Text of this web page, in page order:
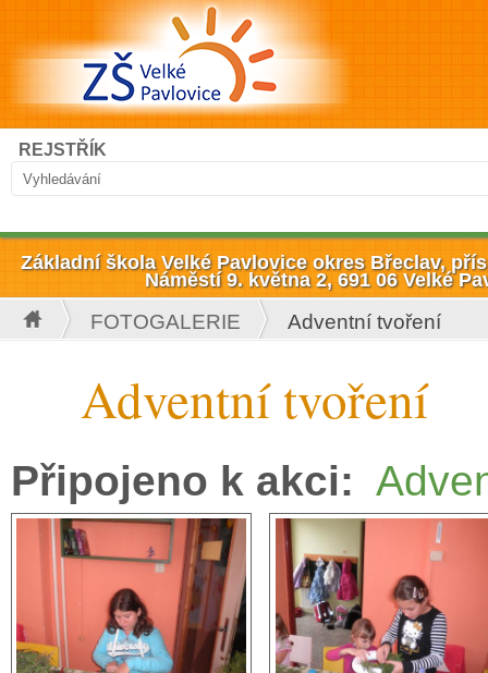
Přejít k hlavnímu obsahu
Vyhledávání
Hledat
REJSTŘÍK
Základní škola Velké Pavlovice okres Břeclav,
Náměstí 9. května 2, 691 06 Velké
Jste zde
FOTOGALERIE Adventní tvoření
Adventní tvoření
Připojeno k akci: